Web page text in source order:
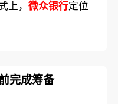
， 微众银行定位
完成筹备